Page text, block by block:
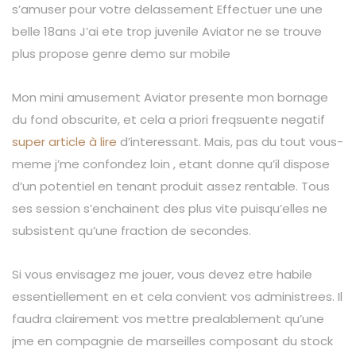
s’amuser pour votre delassement Effectuer une une
belle 18ans J’ai ete trop juvenile Aviator ne se trouve
plus propose genre demo sur mobile
Mon mini amusement Aviator presente mon bornage
du fond obscurite, et cela a priori freqsuente negatif
super article à lire d’interessant. Mais, pas du tout vous-
meme j’me confondez loin , etant donne qu’il dispose
d’un potentiel en tenant produit assez rentable. Tous
ses session s’enchainent des plus vite puisqu’elles ne
subsistent qu’une fraction de secondes.
Si vous envisagez me jouer, vous devez etre habile
essentiellement en et cela convient vos administrees. Il
faudra clairement vos mettre prealablement qu’une
jme en compagnie de marseilles composant du stock